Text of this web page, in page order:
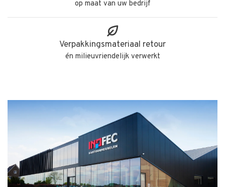
op maat van uw bedrijf
Verpakkingsmateriaal retour
én milieuvriendelijk verwerkt